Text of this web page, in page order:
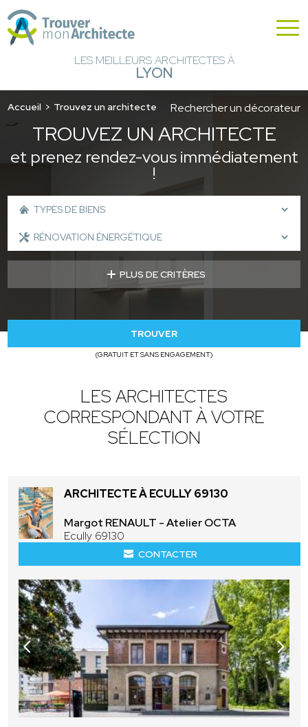
LES MEILLEURS ARCHITECTES À
LYON
Accueil Trouvez un architecte Rechercher un décorateur
TROUVEZ UN ARCHITECTE
et prenez rendez-vous immédiatement
!
PLUS DE CRITÈRES
TROUVER
(GRATUIT ET SANS ENGAGEMENT)
LES ARCHITECTES
CORRESPONDANT À VOTRE
SÉLECTION
ARCHITECTE À ECULLY 69130
Margot RENAULT - Atelier OCTA
Ecully 69130
CONTACTER